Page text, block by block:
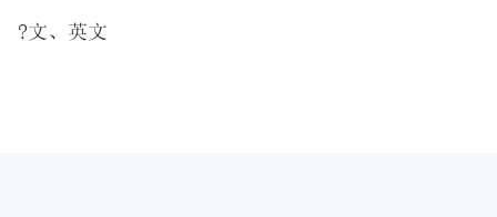
?文、英文